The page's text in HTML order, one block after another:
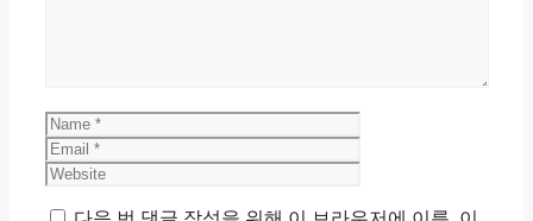
Name